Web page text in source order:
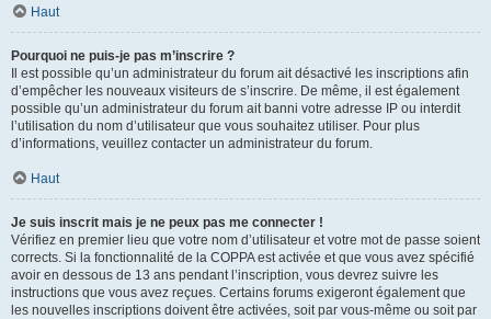
Haut
Pourquoi ne puis-je pas m’inscrire ?
Il est possible qu’un administrateur du forum ait désactivé les inscriptions afin
d’empêcher les nouveaux visiteurs de s’inscrire. De même, il est également
possible qu’un administrateur du forum ait banni votre adresse IP ou interdit
l’utilisation du nom d’utilisateur que vous souhaitez utiliser. Pour plus
d’informations, veuillez contacter un administrateur du forum.
Haut
Je suis inscrit mais je ne peux pas me connecter !
Vérifiez en premier lieu que votre nom d’utilisateur et votre mot de passe soient
corrects. Si la fonctionnalité de la COPPA est activée et que vous avez spécifié
avoir en dessous de 13 ans pendant l’inscription, vous devrez suivre les
instructions que vous avez reçues. Certains forums exigeront également que
les nouvelles inscriptions doivent être activées, soit par vous-même ou soit par